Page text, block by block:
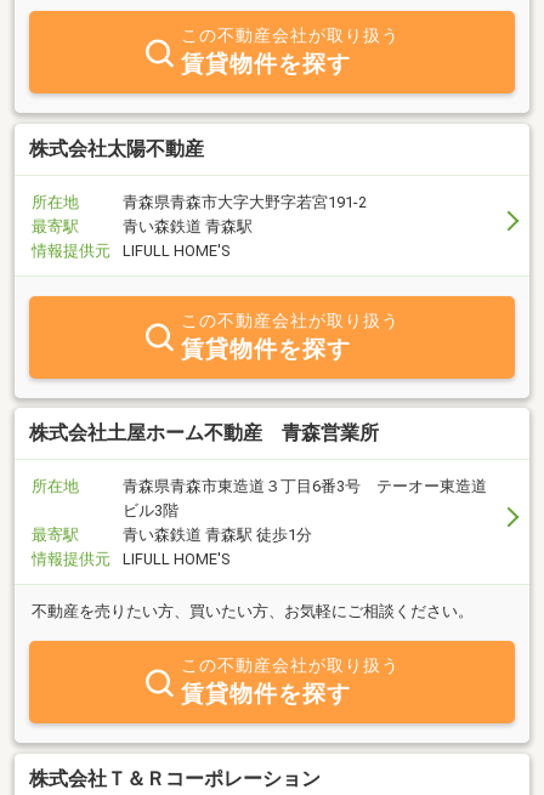
この不動産会社が取り扱う
賃貸物件を探す
株式会社太陽不動産
所在地
青森県青森市大字大野字若宮191-2
最寄駅
青い森鉄道 青森駅
情報提供元
LIFULL HOME'S
この不動産会社が取り扱う
賃貸物件を探す
株式会社土屋ホーム不動産 青森営業所
所在地
青森県青森市東造道３丁目6番3号 テーオー東造道
ビル3階
最寄駅
青い森鉄道 青森駅 徒歩1分
情報提供元
LIFULL HOME'S
不動産を売りたい方、買いたい方、お気軽にご相談ください。
この不動産会社が取り扱う
賃貸物件を探す
株式会社Ｔ＆Ｒコーポレーション